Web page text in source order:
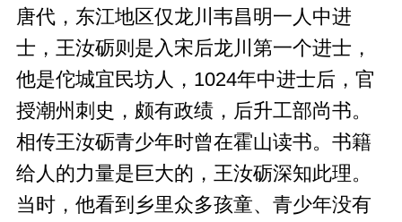
唐代，东江地区仅龙川韦昌明一人中进
士，王汝砺则是入宋后龙川第一个进士，
他是佗城宜民坊人，1024年中进士后，官
授潮州刺史，颇有政绩，后升工部尚书。
相传王汝砺青少年时曾在霍山读书。书籍
给人的力量是巨大的，王汝砺深知此理。
当时，他看到乡里众多孩童、青少年没有